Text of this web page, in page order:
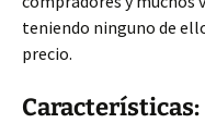
teniendo ninguno de
precio.
Características: